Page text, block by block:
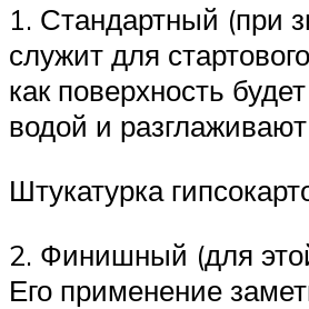
1. Стандартный (при
служит для
как поверхность
водой и
Штукатурка
2. Финишный (для
Его применение